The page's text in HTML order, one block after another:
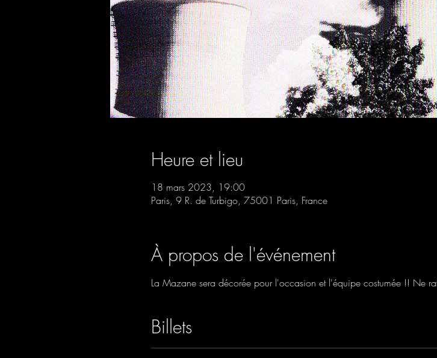
Heure et lieu
18 mars 2023, 19:00
Paris, 9 R. de Turbigo, 75001 Paris, France
À propos de l'événement
La Mazane sera décorée pour l'occasion et l'équipe costumée !! Ne
Billets